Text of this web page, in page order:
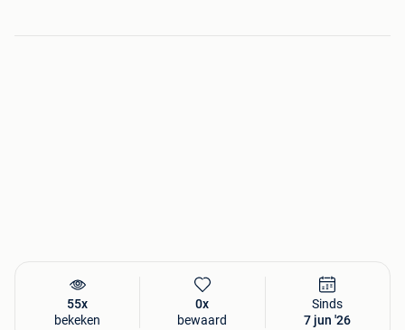
55x
bekeken
0x
bewaard
Sinds
7 jun '26